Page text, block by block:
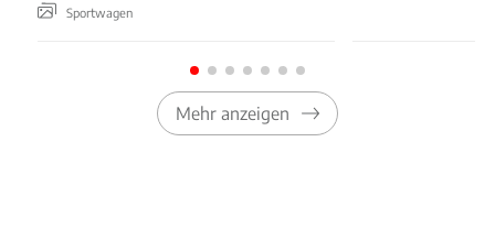
Sportwagen
Mehr anzeigen